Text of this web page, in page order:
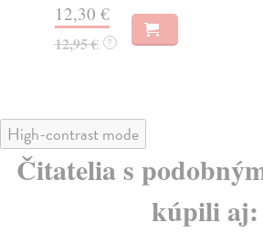
12,30 €
12,95 € ?
High-contrast mode
Čitatelia s
kúpili aj: